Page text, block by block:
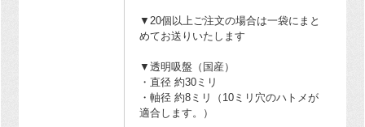
▼20個以上ご注文の場合は一袋にまと
めてお送りいたします
▼透明吸盤（国産）
・直径 約30ミリ
・軸径 約8ミリ（10ミリ穴のハトメが
適合します。）